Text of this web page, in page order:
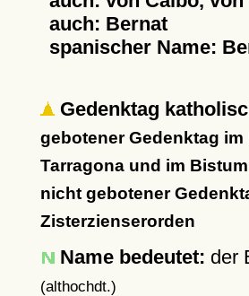
auch: Bernat
spanischer Name:
Gedenktag
gebotener Gedenktag im
Tarragona und im
nicht gebotener
Zisterzienserorden
Name bedeutet: der
(althochdt.)